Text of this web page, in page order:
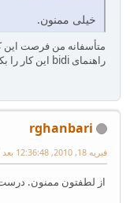
خیلی ممنون.
متأسفانه من فرصت این
راهنمای bidi این کار را بکنید که عالی است و گرنه که هیچ.
rghanbari
فبریه 18, 2010, 12:36:48 بعد از ظهر
از لطفتون ممنون.